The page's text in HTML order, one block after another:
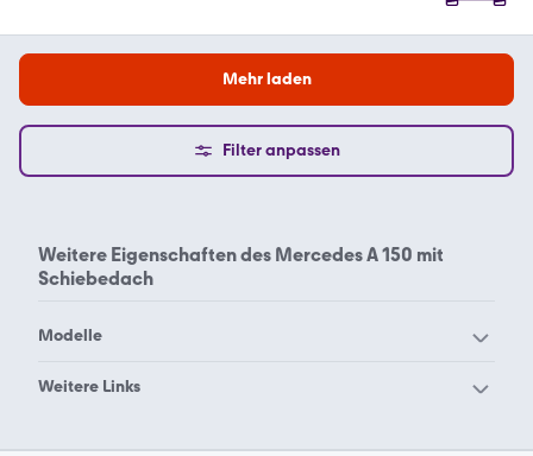
Mehr laden
Filter anpassen
Weitere Eigenschaften des Mercedes A 150 mit
Schiebedach
Modelle
Mercedes-Benz 190
Weitere Links